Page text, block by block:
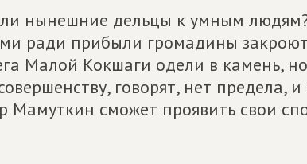
нынешние дельцы к умным
ради прибыли громадины
Малой Кокшаги одели в камень,
говорят, нет
Мамуткин сможет проявить свои